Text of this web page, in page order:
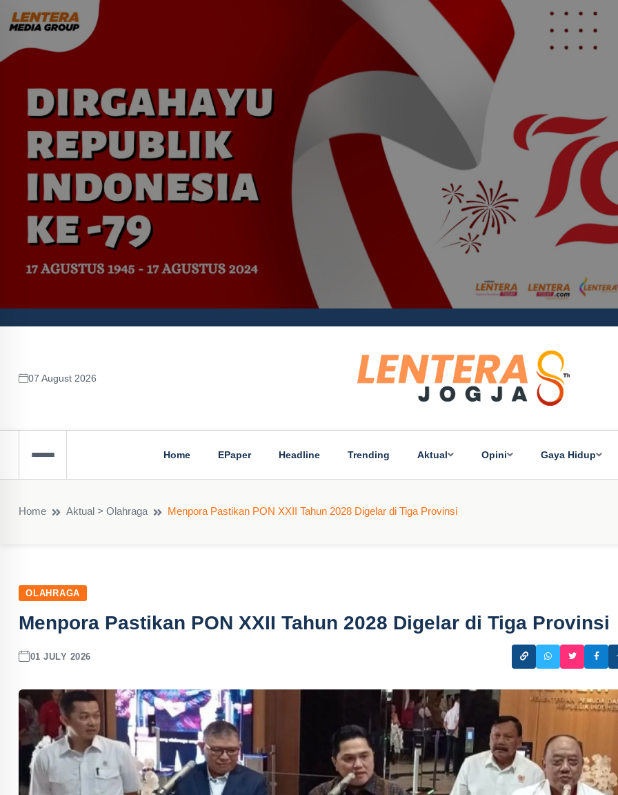
07 August 2026
Home EPaper Headline Trending Aktual Opini Gaya Hidup
Home Aktual > Olahraga Menpora Pastikan PON XXII Tahun 2028 Digelar di Tiga Provinsi
OLAHRAGA
Menpora Pastikan PON XXII Tahun 2028 Digelar di Tiga Provinsi
01 JULY 2026